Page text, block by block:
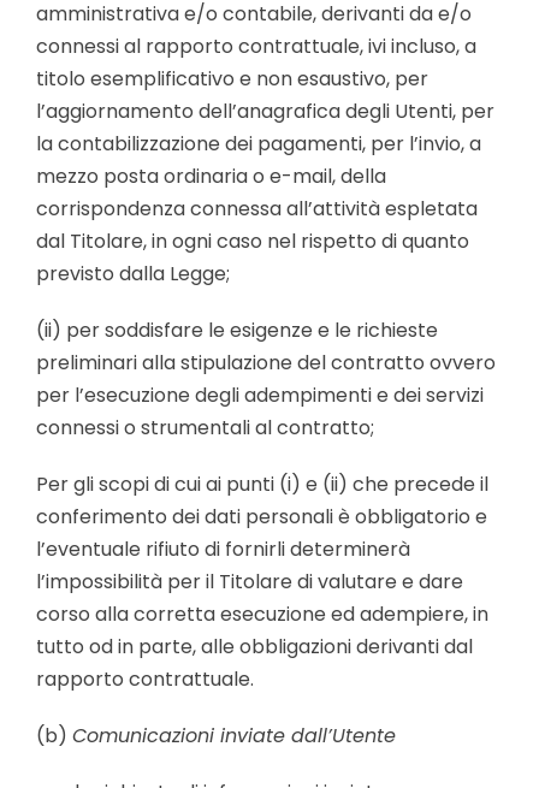
amministrativa e/o contabile, derivanti da e/o
connessi al rapporto contrattuale, ivi incluso, a
titolo esemplificativo e non esaustivo, per
l’aggiornamento dell’anagrafica degli Utenti, per
la contabilizzazione dei pagamenti, per l’invio, a
mezzo posta ordinaria o e-mail, della
corrispondenza connessa all’attività espletata
dal Titolare, in ogni caso nel rispetto di quanto
previsto dalla Legge;
(ii) per soddisfare le esigenze e le richieste
preliminari alla stipulazione del contratto ovvero
per l’esecuzione degli adempimenti e dei servizi
connessi o strumentali al contratto;
Per gli scopi di cui ai punti (i) e (ii) che precede il
conferimento dei dati personali è obbligatorio e
l’eventuale rifiuto di fornirli determinerà
l’impossibilità per il Titolare di valutare e dare
corso alla corretta esecuzione ed adempiere, in
tutto od in parte, alle obbligazioni derivanti dal
rapporto contrattuale.
(b) Comunicazioni inviate dall’Utente